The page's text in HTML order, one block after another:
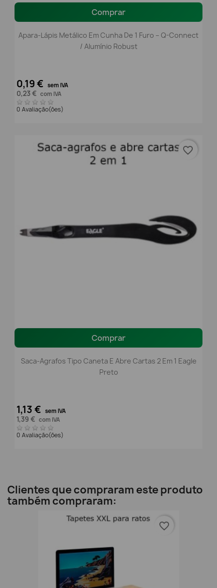
Comprar
Apara-Lápis Metálico Em Cunha De 1 Furo – Q-Connect
/ Alumínio Robust
0,19 € sem IVA
0,23 € com IVA
0 Avaliação(ões)
Comprar
Saca-Agrafos Tipo Caneta E Abre Cartas 2 Em 1 Eagle
Preto
1,13 € sem IVA
1,39 € com IVA
0 Avaliação(ões)
favorite_border
Clientes que compraram este produto
também compraram:
favorite_border